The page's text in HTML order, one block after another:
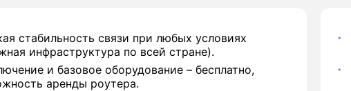
стабильность связи при любых условиях
инфраструктура по всей стране).
и базовое оборудование – бесплатно,
аренды роутера.